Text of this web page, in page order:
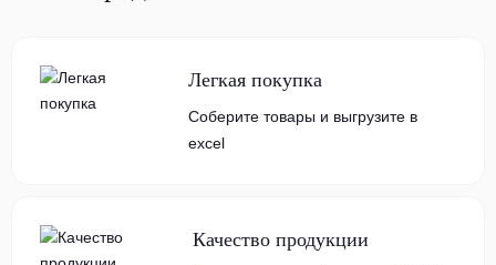
Легкая покупка
Соберите товары и выгрузите в
excel
Качество продукции